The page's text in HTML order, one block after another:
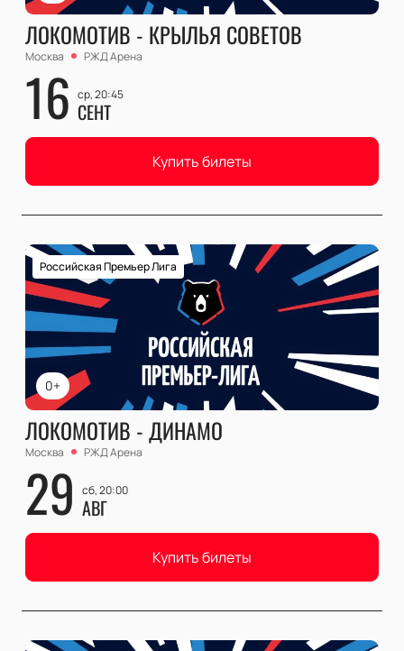
ЛОКОМОТИВ - КРЫЛЬЯ СОВЕТОВ
Москва РЖД Арена
16 ср, 20:45
СЕНТ
Купить билеты
0+
Российская Премьер Лига
ЛОКОМОТИВ - ДИНАМО
Москва РЖД Арена
29 сб, 20:00
АВГ
Купить билеты